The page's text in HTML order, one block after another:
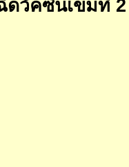
ดวัคซีนเข็มที่